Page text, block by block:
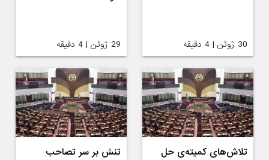
30 ژوئن | 4 دقیقه 29 ژوئن | 4 دقیقه
تلاش‌های کمیته‌ی حل
تنش بر سر تصاحب